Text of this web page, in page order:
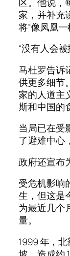
家，并补充
将“像凤凰一
“没有人会被
马杜罗告诉
供更多细节
家的人道主
斯和中国的
当局已在受
了避难中心
政府还宣布
受危机影响
生，但这是
为最近几个
量。
1999 年，